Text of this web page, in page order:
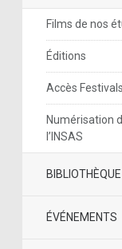
Films de nos
Éditions
Accès Festivals
Numérisation
l’INSAS
BIBLIOTHÈQUE
ÉVÉNEMENTS